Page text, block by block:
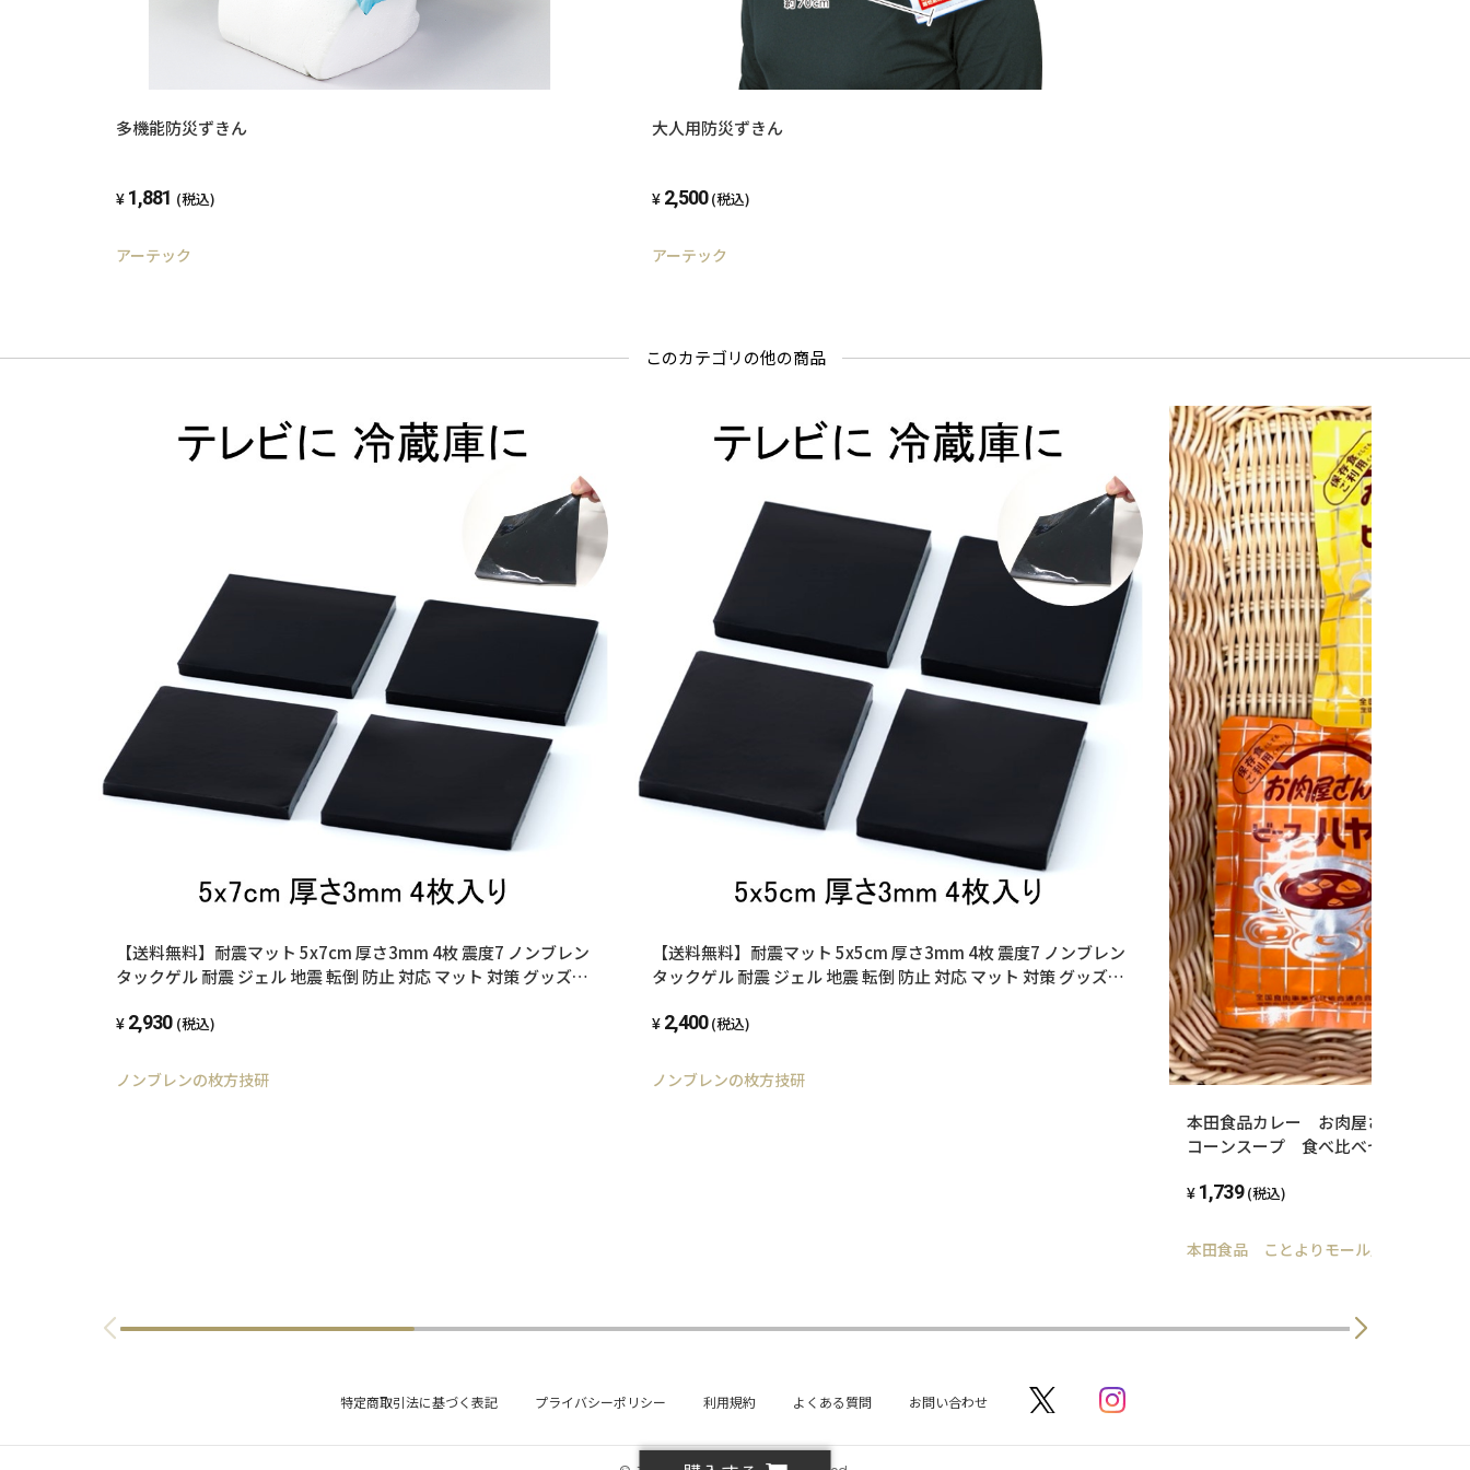
多機能防災ずきん
1,881 (税込)
アーテック
大人用防災ずきん
2,500 (税込)
アーテック
このカテゴリの他の商品
【送料無料】耐震マット 5x7cm 厚さ3mm 4枚 震度7 ノンブレン
タックゲル 耐震 ジェル 地震 転倒 防止 対応 マット 対策 グッズ
テレビ転倒防止 転倒防止 冷蔵庫 テレビ 食器棚 洗濯機
2,930 (税込)
ノンブレンの枚方技研
【送料無料】耐震マット 5x5cm 厚さ3mm 4枚 震度7 ノンブレン
タックゲル 耐震 ジェル 地震 転倒 防止 対応 マット 対策 グッズ
テレビ転倒防止 転倒防止 冷蔵庫 テレビ 食器棚 洗濯機
2,400 (税込)
ノンブレンの枚方技研
本田食品カレー お肉屋さんのビーフ
コーンスープ 食べ比べセット
1,739 (税込)
本田食品 ことよりモール店
特定商取引法に基づく表記 プライバシーポリシー 利用規約 よくある質問 お問い合わせ